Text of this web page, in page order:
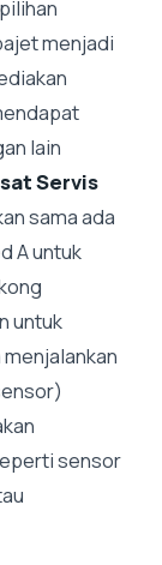
menjadi
lain
Servis
sama ada
A untuk
untuk
sensor